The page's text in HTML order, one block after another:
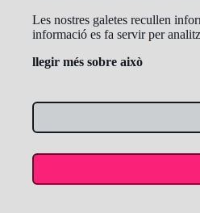
Les nostres galetes recullen
informació es fa servir per
llegir més sobre això